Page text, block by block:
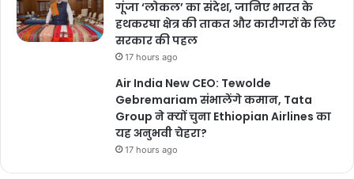
गूंजा ‘लोकल’ का संदेश, जानिए भारत के
हथकरघा क्षेत्र की ताकत और कारीगरों के लिए
सरकार की पहल
17 hours ago
Air India New CEO: Tewolde
Gebremariam संभालेंगे कमान, Tata
Group ने क्यों चुना Ethiopian Airlines का
यह अनुभवी चेहरा?
17 hours ago